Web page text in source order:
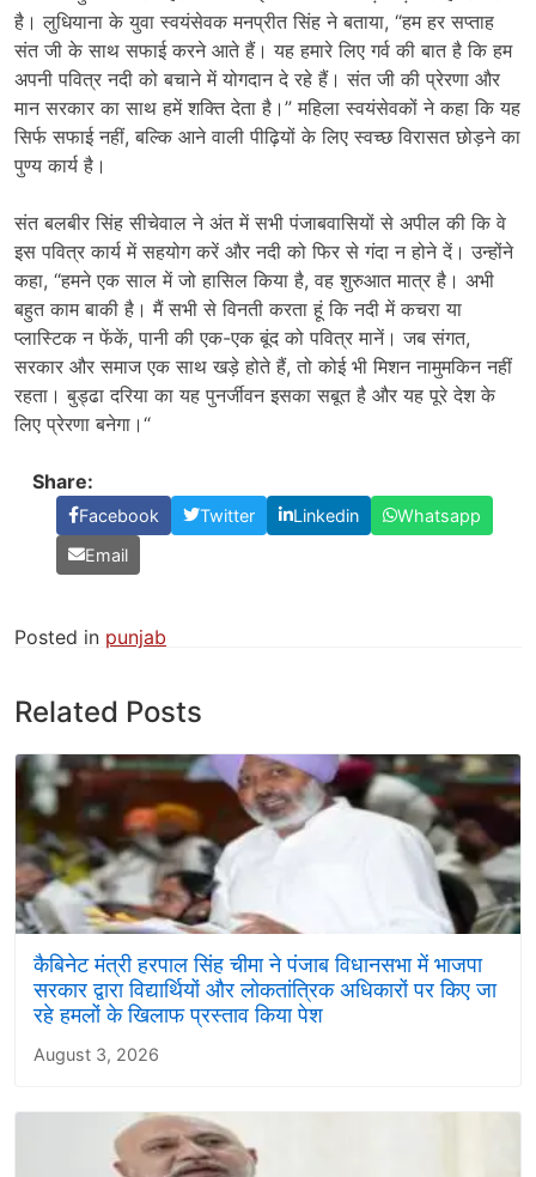
है। लुधियाना के युवा स्वयंसेवक मनप्रीत सिंह ने बताया, “हम हर सप्ताह
संत जी के साथ सफाई करने आते हैं। यह हमारे लिए गर्व की बात है कि हम
अपनी पवित्र नदी को बचाने में योगदान दे रहे हैं। संत जी की प्रेरणा और
मान सरकार का साथ हमें शक्ति देता है।” महिला स्वयंसेवकों ने कहा कि यह
सिर्फ सफाई नहीं, बल्कि आने वाली पीढ़ियों के लिए स्वच्छ विरासत छोड़ने का
पुण्य कार्य है।
संत बलबीर सिंह सीचेवाल ने अंत में सभी पंजाबवासियों से अपील की कि वे
इस पवित्र कार्य में सहयोग करें और नदी को फिर से गंदा न होने दें। उन्होंने
कहा, “हमने एक साल में जो हासिल किया है, वह शुरुआत मात्र है। अभी
बहुत काम बाकी है। मैं सभी से विनती करता हूं कि नदी में कचरा या
प्लास्टिक न फेंकें, पानी की एक-एक बूंद को पवित्र मानें। जब संगत,
सरकार और समाज एक साथ खड़े होते हैं, तो कोई भी मिशन नामुमकिन नहीं
रहता। बुड्ढा दरिया का यह पुनर्जीवन इसका सबूत है और यह पूरे देश के
लिए प्रेरणा बनेगा।“
Share:
Facebook Twitter Linkedin
Whatsapp
Email
Posted in punjab
Related Posts
कैबिनेट मंत्री हरपाल सिंह चीमा ने पंजाब विधानसभा में भाजपा
सरकार द्वारा विद्यार्थियों और लोकतांत्रिक अधिकारों पर किए जा
रहे हमलों के खिलाफ प्रस्ताव किया पेश
August 3, 2026